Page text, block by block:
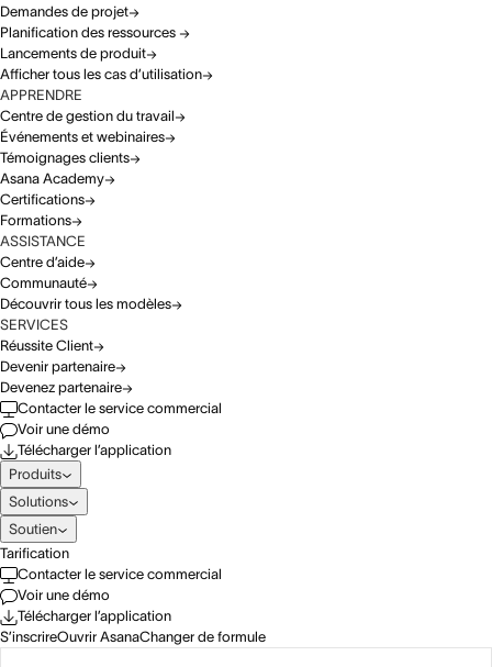
Demandes de projet
Planification des ressources
Lancements de produit
Afficher tous les cas d’utilisation
APPRENDRE
Centre de gestion du travail
Événements et webinaires
Témoignages clients
Asana Academy
Certifications
Formations
ASSISTANCE
Centre d’aide
Communauté
Découvrir tous les modèles
SERVICES
Réussite Client
Devenir partenaire
Devenez partenaire
Contacter le service commercial
Voir une démo
Télécharger l’application
Produits
Solutions
Soutien
Tarification
Contacter le service commercial
Voir une démo
Télécharger l’application
S’inscrireOuvrir AsanaChanger de formule